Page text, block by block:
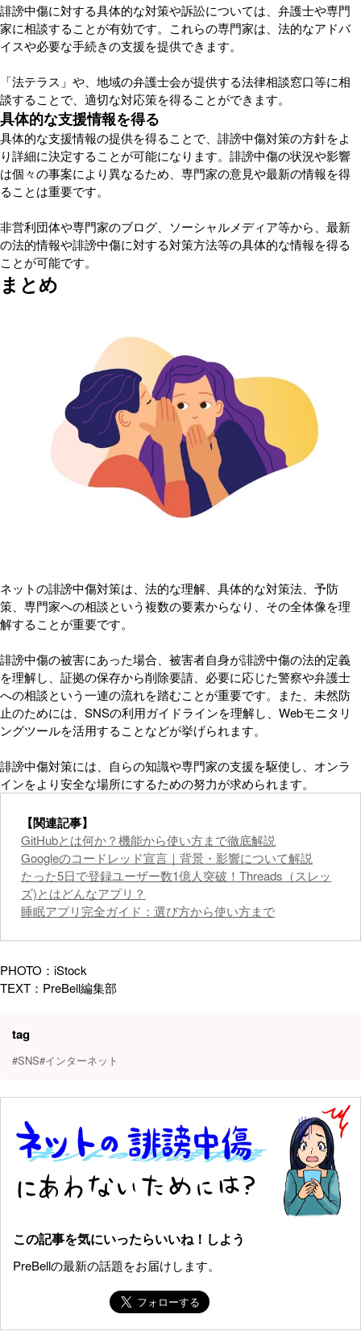
誹謗中傷に対する具体的な対策や訴訟については、弁護士や専門
家に相談することが有効です。これらの専門家は、法的なアドバ
イスや必要な手続きの支援を提供できます。
「法テラス」や、地域の弁護士会が提供する法律相談窓口等に相
談することで、適切な対応策を得ることができます。
具体的な支援情報を得る
具体的な支援情報の提供を得ることで、誹謗中傷対策の方針をよ
り詳細に決定することが可能になります。誹謗中傷の状況や影響
は個々の事案により異なるため、専門家の意見や最新の情報を得
ることは重要です。
非営利団体や専門家のブログ、ソーシャルメディア等から、最新
の法的情報や誹謗中傷に対する対策方法等の具体的な情報を得る
ことが可能です。
まとめ
ネットの誹謗中傷対策は、法的な理解、具体的な対策法、予防
策、専門家への相談という複数の要素からなり、その全体像を理
解することが重要です。
誹謗中傷の被害にあった場合、被害者自身が誹謗中傷の法的定義
を理解し、証拠の保存から削除要請、必要に応じた警察や弁護士
への相談という一連の流れを踏むことが重要です。また、未然防
止のためには、SNSの利用ガイドラインを理解し、Webモニタリ
ングツールを活用することなどが挙げられます。
誹謗中傷対策には、自らの知識や専門家の支援を駆使し、オンラ
インをより安全な場所にするための努力が求められます。
【関連記事】
GitHubとは何か？機能から使い方まで徹底解説
Googleのコードレッド宣言｜背景・影響について解説
たった5日で登録ユーザー数1億人突破！Threads（スレッ
ズ)とはどんなアプリ？
睡眠アプリ完全ガイド：選び方から使い方まで
PHOTO：iStock
TEXT：PreBell編集部
tag
#SNS#インターネット
この記事を気にいったらいいね！しよう
PreBellの最新の話題をお届けします。